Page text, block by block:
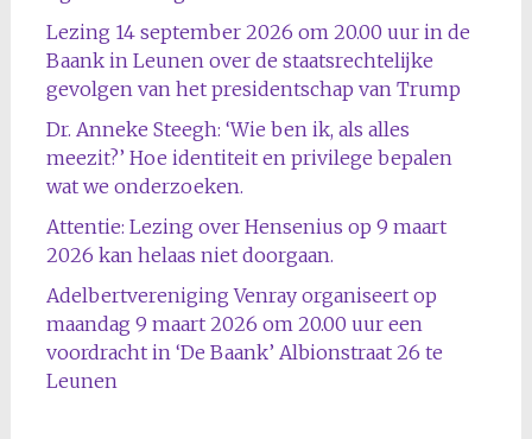
Lezing 14 september 2026 om 20.00 uur in de
Baank in Leunen over de staatsrechtelijke
gevolgen van het presidentschap van Trump
Dr. Anneke Steegh: ‘Wie ben ik, als alles
meezit?’ Hoe identiteit en privilege bepalen
wat we onderzoeken.
Attentie: Lezing over Hensenius op 9 maart
2026 kan helaas niet doorgaan.
Adelbertvereniging Venray organiseert op
maandag 9 maart 2026 om 20.00 uur een
voordracht in ‘De Baank’ Albionstraat 26 te
Leunen